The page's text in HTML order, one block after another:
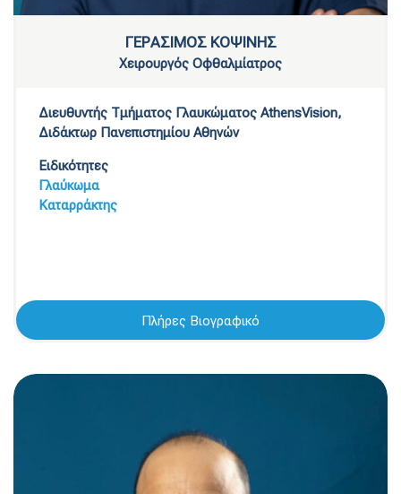
ΓΕΡΑΣΙΜΟΣ ΚΟΨΙΝΗΣ
Χειρουργός Οφθαλμίατρος
Διευθυντής Τμήματος Γλαυκώματος AthensVision,
Διδάκτωρ Πανεπιστημίου Αθηνών
Ειδικότητες
Γλαύκωμα
Καταρράκτης
Πλήρες Βιογραφικό